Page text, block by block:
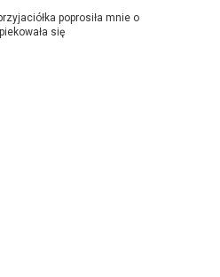
poprosiła mnie o
się